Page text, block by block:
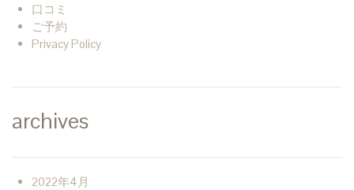
口コミ
ご予約
Privacy Policy
archives
2022年4月